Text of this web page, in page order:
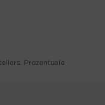
Prozentuale